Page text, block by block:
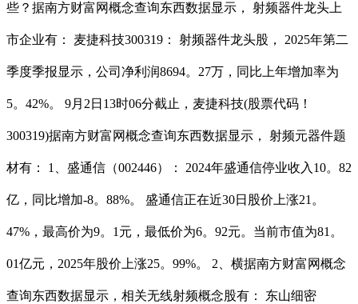
些？据南方财富网概念查询东西数据显示， 射频器件龙头上
市企业有： 麦捷科技300319： 射频器件龙头股， 2025年第二
季度季报显示，公司净利润8694。27万，同比上年增加率为
5。42%。 9月2日13时06分截止，麦捷科技(股票代码！
300319)据南方财富网概念查询东西数据显示， 射频元器件题
材有： 1、盛通信（002446）： 2024年盛通信停业收入10。82
亿，同比增加-8。88%。 盛通信正在近30日股价上涨21。
47%，最高价为9。1元，最低价为6。92元。当前市值为81。
01亿元，2025年股价上涨25。99%。 2、横据南方财富网概念
查询东西数据显示，相关无线射频概念股有： 东山细密